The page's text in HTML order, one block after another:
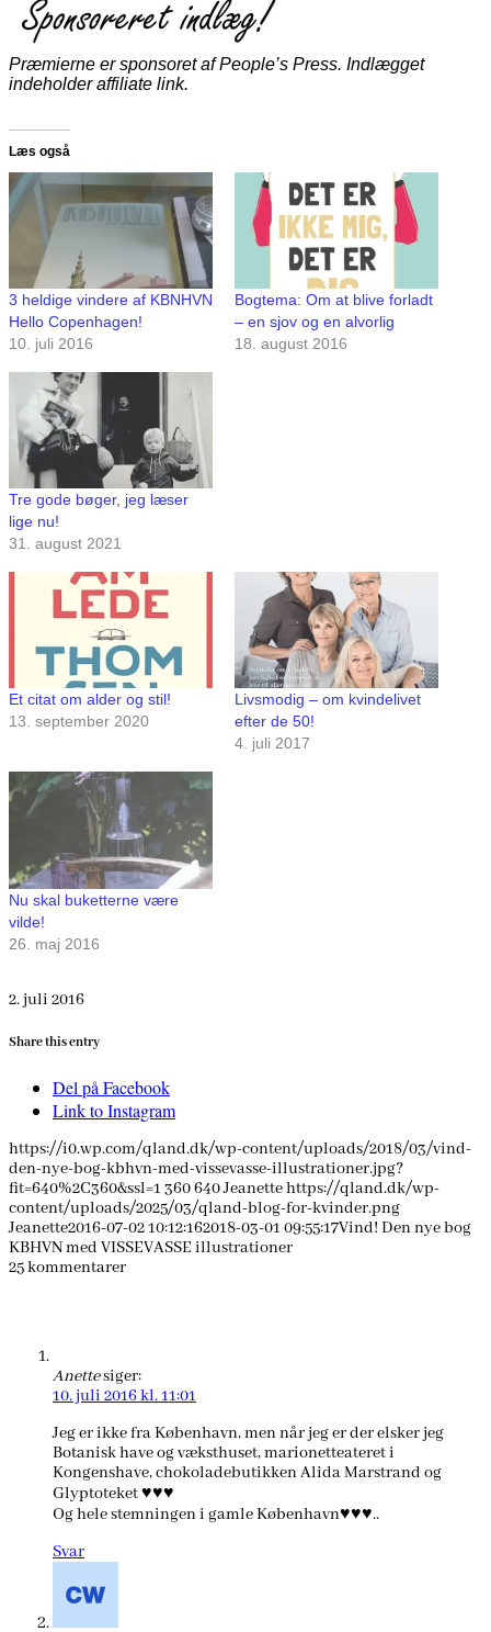
Præmierne er sponsoret af People’s Press. Indlægget
indeholder affiliate link.
Læs også
3 heldige vindere af KBNHVN
Hello Copenhagen!
10. juli 2016
Bogtema: Om at blive forladt
– en sjov og en alvorlig
18. august 2016
Tre gode bøger, jeg læser
lige nu!
31. august 2021
Et citat om alder og stil!
13. september 2020
Livsmodig – om kvindelivet
efter de 50!
4. juli 2017
Nu skal buketterne være
vilde!
26. maj 2016
2. juli 2016
Share this entry
Del på Facebook
Link to Instagram
https://i0.wp.com/qland.dk/wp-content/uploads/2018/03/vind-
den-nye-bog-kbhvn-med-vissevasse-illustrationer.jpg?
fit=640%2C360&ssl=1 360640Jeanettehttps://qland.dk/wp-
content/uploads/2025/03/qland-blog-for-kvinder.png
Jeanette2016-07-02 10:12:162018-03-01 09:55:17Vind! Den nye bog
KBHVN med VISSEVASSE illustrationer
25kommentarer
Anettesiger:
10. juli 2016 kl. 11:01
Jeg er ikke fra København, men når jeg er der elsker jeg
Botanisk have og væksthuset, marionetteateret i
Kongenshave, chokoladebutikken Alida Marstrand og
Glyptoteket ♥♥♥
Og hele stemningen i gamle København♥♥♥..
Svar